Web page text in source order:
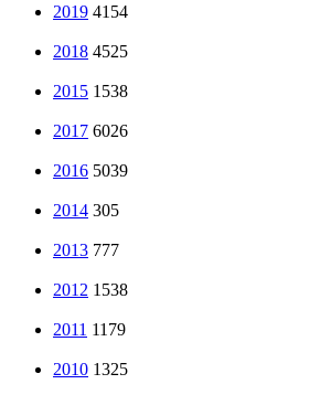
2019 4154
2018 4525
2015 1538
2017 6026
2016 5039
2014 305
2013 777
2012 1538
2011 1179
2010 1325